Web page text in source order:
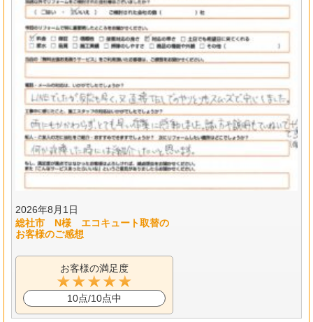
2026年8月1日
総社市 N様 エコキュート取替の
お客様のご感想
お客様の満足度
10点/10点中